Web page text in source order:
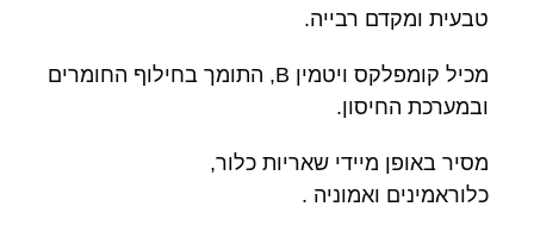
טבעית ומקדם רבייה.
מכיל קומפלקס ויטמין B, התומך בחילוף החומרים
ובמערכת החיסון.
מסיר באופן מיידי שאריות כלור,
כלוראמינים ואמוניה .